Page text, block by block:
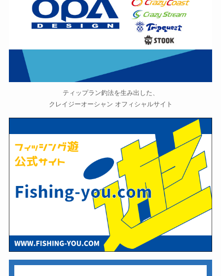
ティップラン釣法を生み出した、
クレイジーオーシャン オフィシャルサイト